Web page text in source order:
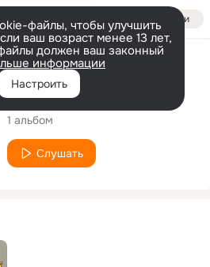
Войти
файлы, чтобы улучшить
ваш возраст менее 13 лет,
должен ваш законный
информации
Настроить
Исполнитель
J.Hires
1 альбом
Слушать